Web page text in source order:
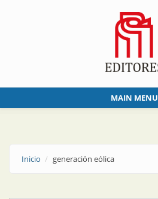
MAIN MENU
Inicio generación eólica